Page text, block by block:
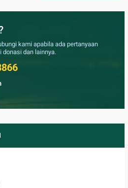
kami apabila ada pertanyaan
dan lainnya.